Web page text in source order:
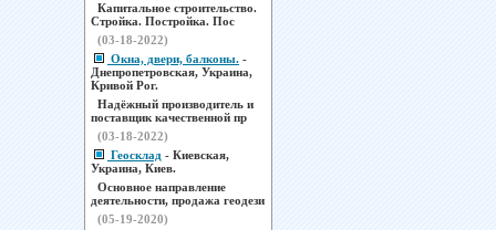
Капитальное строительство.
Стройка. Постройка. Пос
(03-18-2022)
Окна, двери, балконы. -
Днепропетровская, Украина,
Кривой Рог.
Надёжный производитель и
поставщик качественной пр
(03-18-2022)
Геосклад - Киевская,
Украина, Киев.
Основное направление
деятельности, продажа геодези
(05-19-2020)